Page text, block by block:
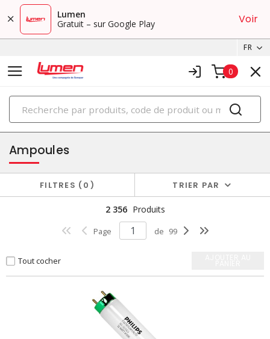
Lumen
Gratuit – sur Google Play
Voir
FR
0
PRODUITS
éclairage
Ampoules
FILTRES 0 TRIER PAR
2 356 Produits
Page de 99
Tout cocher